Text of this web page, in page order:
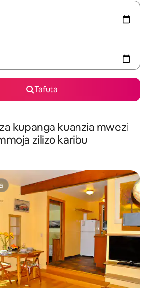
Tafuta
kupanga kuanzia mwezi
zilizo karibu